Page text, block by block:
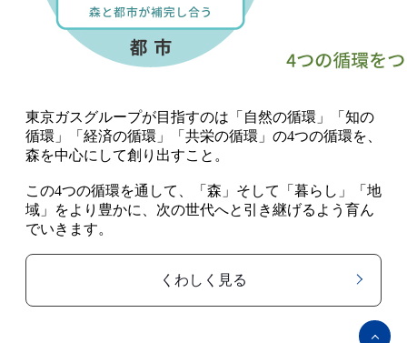
東京ガスグループが目指すのは「自然の循環」「知の
循環」「経済の循環」「共栄の循環」の4つの循環を、
森を中心にして創り出すこと。
この4つの循環を通して、「森」そして「暮らし」「地
域」をより豊かに、次の世代へと引き継げるよう育ん
でいきます。
くわしく見る
ペ